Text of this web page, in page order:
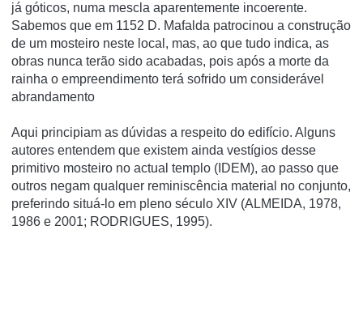
já góticos, numa mescla aparentemente incoerente.
Sabemos que em 1152 D. Mafalda patrocinou a construção
de um mosteiro neste local, mas, ao que tudo indica, as
obras nunca terão sido acabadas, pois após a morte da
rainha o empreendimento terá sofrido um considerável
abrandamento
Aqui principiam as dúvidas a respeito do edifício. Alguns
autores entendem que existem ainda vestígios desse
primitivo mosteiro no actual templo (IDEM), ao passo que
outros negam qualquer reminiscência material no conjunto,
preferindo situá-lo em pleno século XIV (ALMEIDA, 1978,
1986 e 2001; RODRIGUES, 1995).